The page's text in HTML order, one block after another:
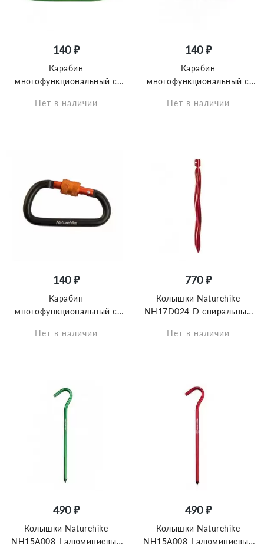
140 ₽
Карабин
многофункциональный с
NH15A008-D D-Type 8cm
Нет в наличии
140 ₽
Карабин
многофункциональный с
NH15A008-D D-Type 8cm
Нет в наличии
140 ₽
Карабин
многофункциональный с
NH15A008-D D-Type 8cm
Нет в наличии
770 ₽
Колышки Naturehike
NH17D024-D спиральный
красный, 6927595723340
Нет в наличии
490 ₽
Колышки Naturehike
NH15A008-I алюминиевые
490 ₽
Колышки Naturehike
NH15A008-I алюминиевые